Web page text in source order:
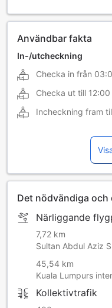
Användbar fakta
In-/utcheckning
Checka in från
Checka ut till 12:00
Incheckning fram
Det nödvändiga och
Närliggande
7,72 km
Sultan Abdul Aziz
45,54 km
Kuala Lumpurs
Kollektivtrafik